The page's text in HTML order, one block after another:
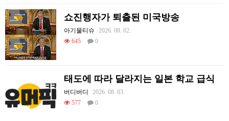
쇼진행자가 퇴출된 미국방송
아기물티슈
2026. 08. 02.
645
0
태도에 따라 달라지는 일본 학교 급식
버디버디
2026. 08. 03.
577
0